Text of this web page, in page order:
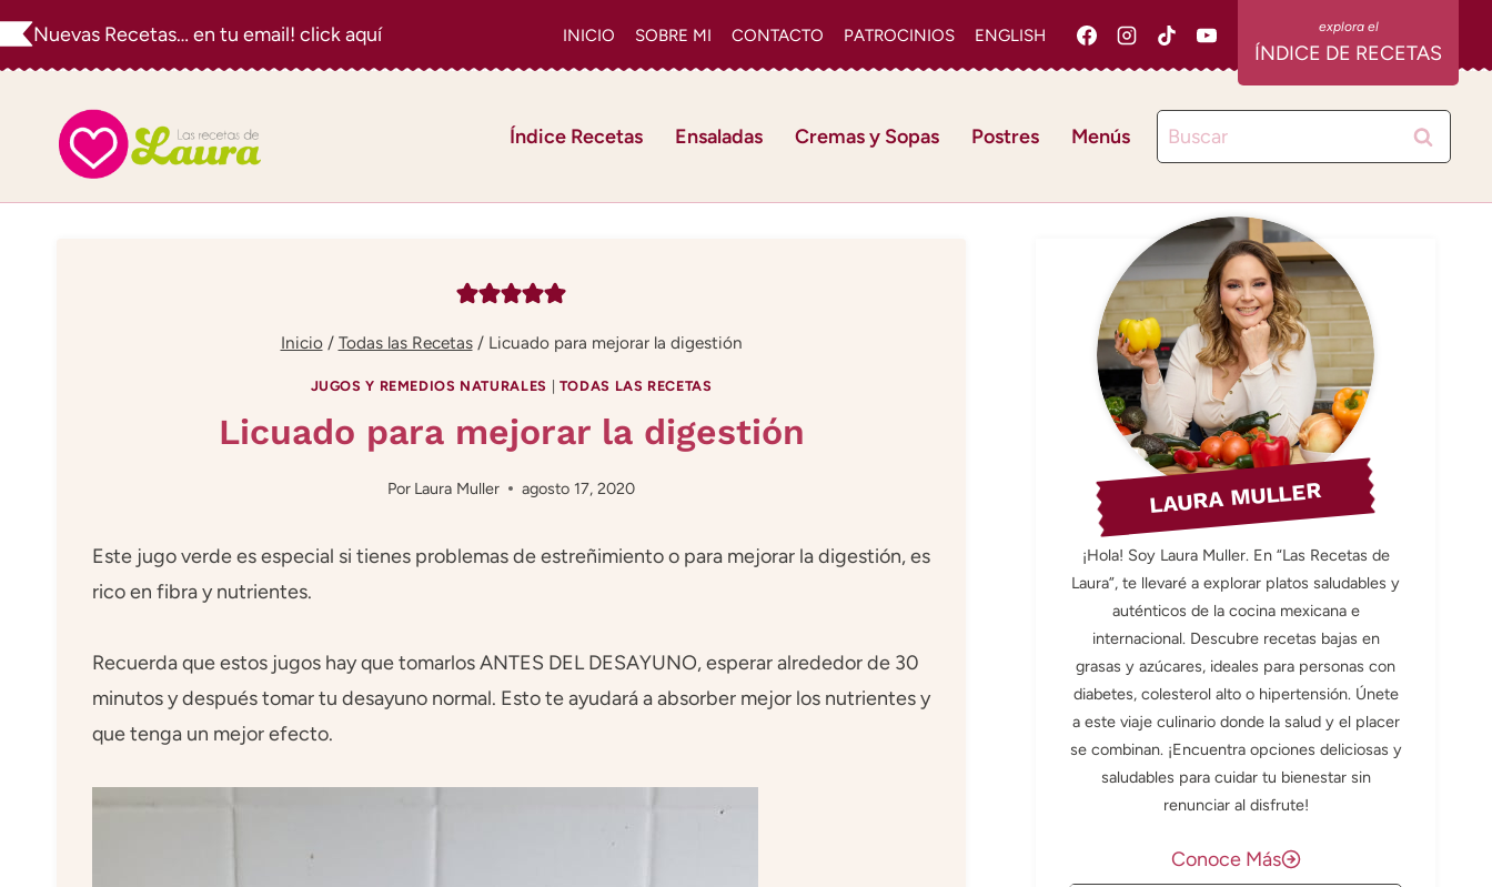
Saltar
al
Nuevas Recetas… en tu email! click aquí INICIO SOBRE MI CONTACTO PATROCINIOS ENGLISH
ÍNDICE DE RECETAS
Índice Recetas Ensaladas Cremas y Sopas Postres Menús Buscar:
Inicio / Todas las Recetas / Licuado para mejorar la digestión
JUGOS Y REMEDIOS NATURALES TODAS LAS RECETAS
Licuado para mejorar la digestión
Por Laura Muller agosto 17, 2020
Este jugo verde es especial si tienes problemas de estreñimiento o para mejorar la digestión, es
rico en fibra y nutrientes.
Recuerda que estos jugos hay que tomarlos ANTES DEL DESAYUNO, esperar alrededor de 30
minutos y después tomar tu desayuno normal. Esto te ayudará a absorber mejor los nutrientes y
que tenga un mejor efecto.
LAURA MULLER
¡Hola! Soy Laura Muller. En “Las Recetas de
Laura”, te llevaré a explorar platos saludables y
auténticos de la cocina mexicana e
internacional. Descubre recetas bajas en
grasas y azúcares, ideales para personas con
diabetes, colesterol alto o hipertensión. Únete
a este viaje culinario donde la salud y el placer
se combinan. ¡Encuentra opciones deliciosas y
saludables para cuidar tu bienestar sin
renunciar al disfrute!
Conoce Más